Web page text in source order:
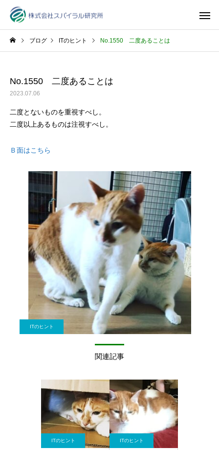
ブログ ITのヒント No.1550 二度あることは
No.1550 二度あることは
2023.07.06
二度とないものを重視すべし。
二度以上あるものは注視すべし。
Ｂ面はこちら
ITのヒント
関連記事
ITのヒント ITのヒント